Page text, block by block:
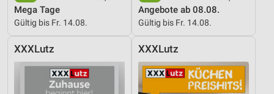
Mega Tage
Gültig bis Fr. 14.08.
Angebote ab 08.08.
Gültig bis Fr. 14.08.
XXXLutz XXXLutz